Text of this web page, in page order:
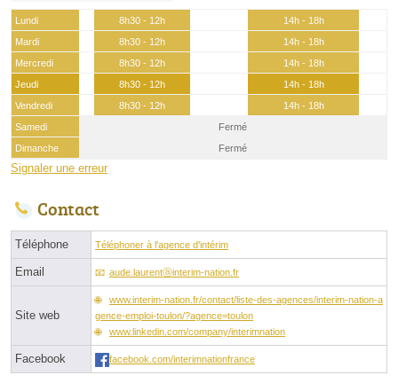
Lundi 8h30 - 12h
14h - 18h
Mardi
8h30 - 12h
14h - 18h
Mercredi
8h30 - 12h
14h - 18h
Jeudi
8h30 - 12h
14h - 18h
Vendredi
8h30 - 12h
14h - 18h
Samedi
Fermé
Dimanche
Fermé
Signaler une erreur
Contact
Téléphone Téléphoner à l'agence d'intérim
Email aude.laurentⓐinterim-nation.fr
Site web
www.interim-nation.fr/contact/liste-des-agences/interim-nation-a
gence-emploi-toulon/?agence=toulon
www.linkedin.com/company/interimnation
Facebook facebook.com/interimnationfrance